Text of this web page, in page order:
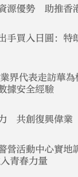
源優勢 助推香
手買入日圓：特
界代表走訪華
據安全經驗
共創復興偉業
營活動中心實
青春力量